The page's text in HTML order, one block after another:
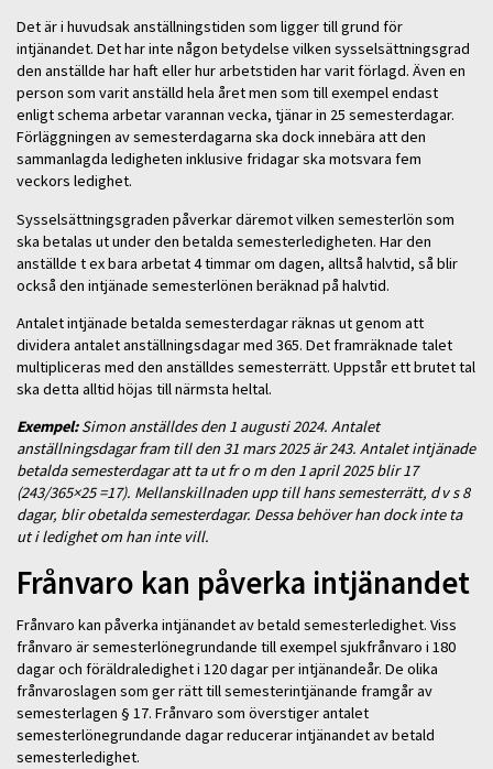
Det är i huvudsak anställningstiden som ligger till grund för
intjänandet. Det har inte någon betydelse vilken sysselsättningsgrad
den anställde har haft eller hur arbetstiden har varit förlagd. Även en
person som varit anställd hela året men som till exempel endast
enligt schema arbetar varannan vecka, tjänar in 25 semesterdagar.
Förläggningen av semesterdagarna ska dock innebära att den
sammanlagda ledigheten inklusive fridagar ska motsvara fem
veckors ledighet.
Sysselsättningsgraden påverkar däremot vilken semesterlön som
ska betalas ut under den betalda semesterledigheten. Har den
anställde t ex bara arbetat 4 timmar om dagen, alltså halvtid, så blir
också den intjänade semesterlönen beräknad på halvtid.
Antalet intjänade betalda semesterdagar räknas ut genom att
dividera antalet anställningsdagar med 365. Det framräknade talet
multipliceras med den anställdes semesterrätt. Uppstår ett brutet tal
ska detta alltid höjas till närmsta heltal.
Exempel:Simon anställdes den 1 augusti 2024. Antalet
anställningsdagar fram till den 31 mars 2025 är 243. Antalet intjänade
betalda semesterdagar att ta ut fr o m den 1 april 2025 blir 17
(243/365×25 =17). Mellanskillnaden upp till hans semesterrätt, d v s 8
dagar, blir obetalda semesterdagar. Dessa behöver han dock inte ta
ut i ledighet om han inte vill.
Frånvaro kan påverka intjänandet
Frånvaro kan påverka intjänandet av betald semesterledighet. Viss
frånvaro är semesterlönegrundande till exempel sjukfrånvaro i 180
dagar och föräldraledighet i 120 dagar per intjänandeår. De olika
frånvaroslagen som ger rätt till semesterintjänande framgår av
semesterlagen § 17. Frånvaro som överstiger antalet
semesterlönegrundande dagar reducerar intjänandet av betald
semesterledighet.